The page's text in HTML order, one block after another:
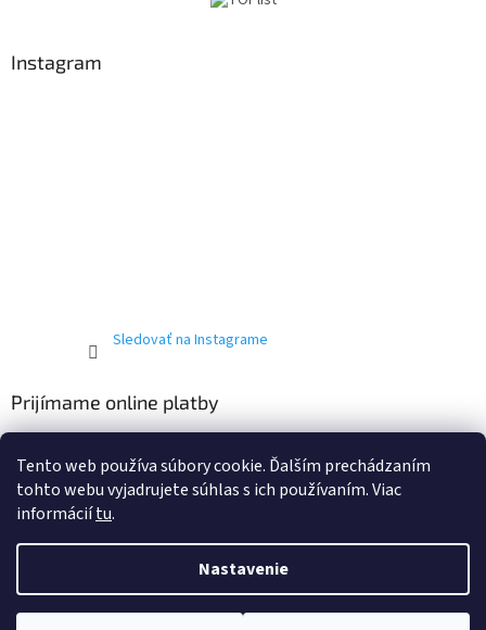
Tento web používa súbory cookie. Ďalším prechádzaním
tohto webu vyjadrujete súhlas s ich používaním. Viac
informáciítu.
Nastavenie
Instagram
Sledovať na Instagrame
Prijímame online platby
Copyright 2026T-ričko.sk. Všetky práva vyhradené.Upraviť